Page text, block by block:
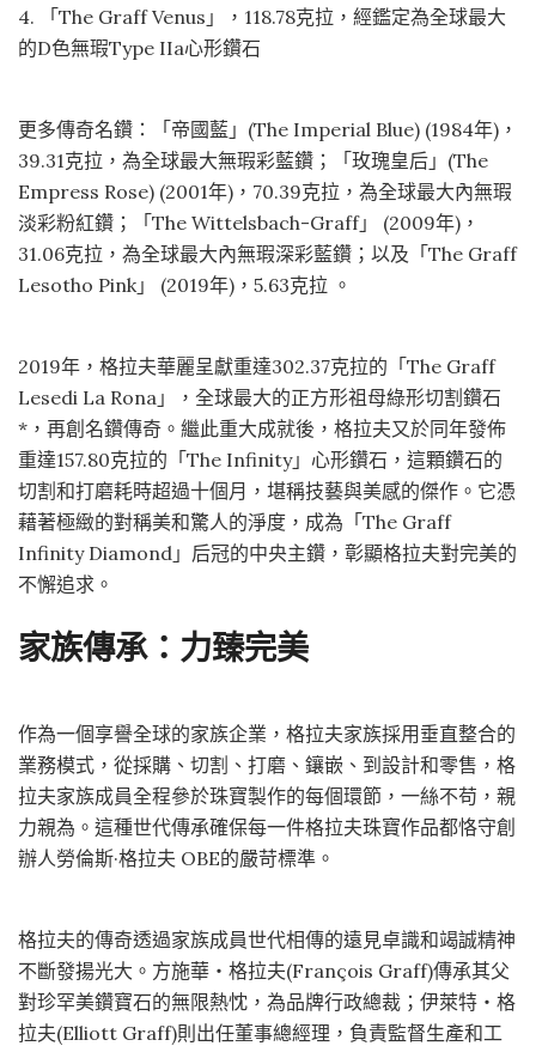
4. 「The Graff Venus」，118.78克拉，經鑑定為全球最大
的D色無瑕Type IIa心形鑽石
更多傳奇名鑽：「帝國藍」(The Imperial Blue) (1984年)，
39.31克拉，為全球最大無瑕彩藍鑽；「玫瑰皇后」(The
Empress Rose) (2001年)，70.39克拉，為全球最大內無瑕
淡彩粉紅鑽；「The Wittelsbach-Graff」 (2009年)，
31.06克拉，為全球最大內無瑕深彩藍鑽；以及「The Graff
Lesotho Pink」 (2019年)，5.63克拉 。
2019年，格拉夫華麗呈獻重達302.37克拉的「The Graff
Lesedi La Rona」，全球最大的正方形祖母綠形切割鑽石
*，再創名鑽傳奇。繼此重大成就後，格拉夫又於同年發佈
重達157.80克拉的「The Infinity」心形鑽石，這顆鑽石的
切割和打磨耗時超過十個月，堪稱技藝與美感的傑作。它憑
藉著極緻的對稱美和驚人的淨度，成為「The Graff
Infinity Diamond」后冠的中央主鑽，彰顯格拉夫對完美的
不懈追求。
家族傳承：力臻完美
作為一個享譽全球的家族企業，格拉夫家族採用垂直整合的
業務模式，從採購、切割、打磨、鑲嵌、到設計和零售，格
拉夫家族成員全程參於珠寶製作的每個環節，一絲不苟，親
力親為。這種世代傳承確保每一件格拉夫珠寶作品都恪守創
辦人勞倫斯·格拉夫 OBE的嚴苛標準。
格拉夫的傳奇透過家族成員世代相傳的遠見卓識和竭誠精神
不斷發揚光大。方施華・格拉夫(François Graff)傳承其父
對珍罕美鑽寶石的無限熱忱，為品牌行政總裁；伊萊特・格
拉夫(Elliott Graff)則出任董事總經理，負責監督生產和工